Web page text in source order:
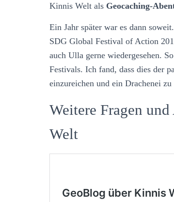
Kinnis Welt als Geocaching-
Ein Jahr später war es dann
SDG Global Festival of Action
auch Ulla gerne wiedergesehen.
Festivals. Ich fand, dass dies der
einzureichen und ein Drachenei zu
Weitere Fragen
Welt